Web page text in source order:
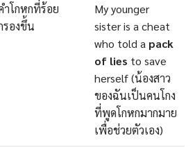
ำโกหกที่ร้อย
รองขึ้น
My younger
sister is a cheat
who told a pack
of lies to save
herself (น้องสาว
ของฉันเป็นคนโกง
ที่พูดโกหกมากมาย
เพื่อช่วยตัวเอง)